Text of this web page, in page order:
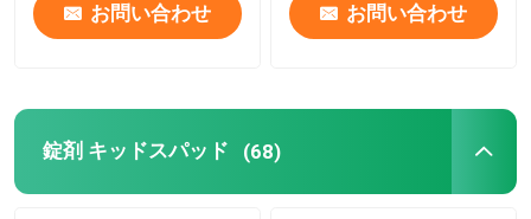
お問い合わせ お問い合わせ
錠剤 キッドスパッド (68)